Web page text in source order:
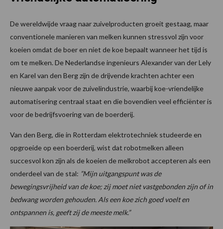
De wereldwijde vraag naar zuivelproducten groeit gestaag, maar
conventionele manieren van melken kunnen stressvol zijn voor
koeien omdat de boer en niet de koe bepaalt wanneer het tijd is
om te melken. De Nederlandse ingenieurs Alexander van der Lely
en Karel van den Berg zijn de drijvende krachten achter een
nieuwe aanpak voor de zuivelindustrie, waarbij koe-vriendelijke
automatisering centraal staat en die bovendien veel efficiënter is
voor de bedrijfsvoering van de boerderij.
Van den Berg, die in Rotterdam elektrotechniek studeerde en
opgroeide op een boerderij, wist dat robotmelken alleen
succesvol kon zijn als de koeien de melkrobot accepteren als een
onderdeel van de stal: ”Mijn uitgangspunt was de
bewegingsvrijheid van de koe; zij moet niet vastgebonden zijn of in
bedwang worden gehouden. Als een koe zich goed voelt en
ontspannen is, geeft zij de meeste melk.”